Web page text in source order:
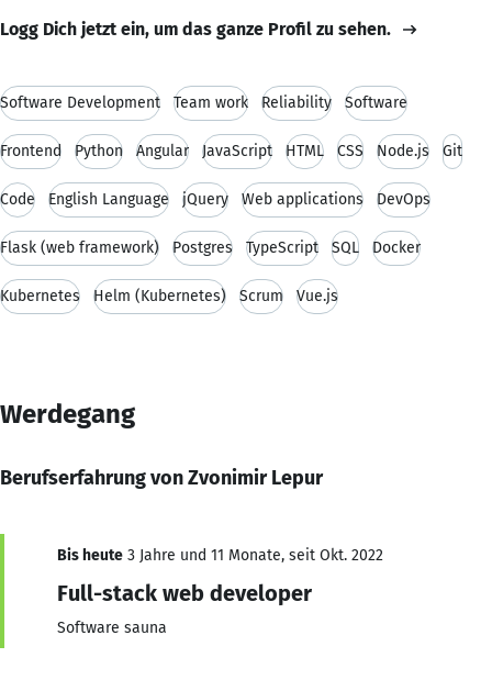
Logg Dich jetzt ein, um das ganze Profil zu sehen.
Software Development Team work Reliability Software
Frontend Python Angular JavaScript HTML CSS Node.js Git
Code English Language jQuery Web applications DevOps
Flask (web framework) Postgres TypeScript SQL Docker
Kubernetes Helm (Kubernetes) Scrum Vue.js
Werdegang
Berufserfahrung von Zvonimir Lepur
Bis heute 3 Jahre und 11 Monate, seit Okt. 2022
Full-stack web developer
Software sauna